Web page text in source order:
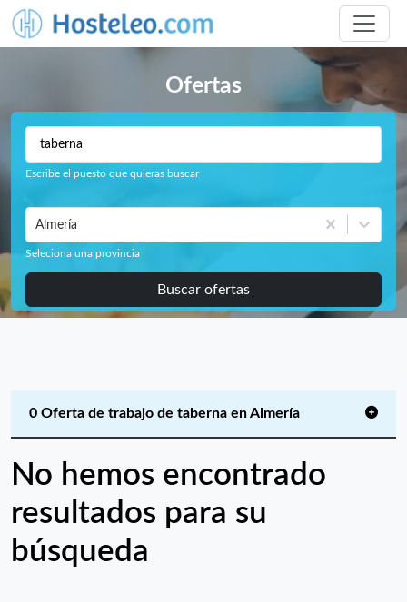
Ofertas
Escribe el puesto que quieras buscar
Almería
Seleciona una provincia
Buscar ofertas
0 Oferta de trabajo de taberna en Almería
No hemos encontrado
resultados para su
búsqueda